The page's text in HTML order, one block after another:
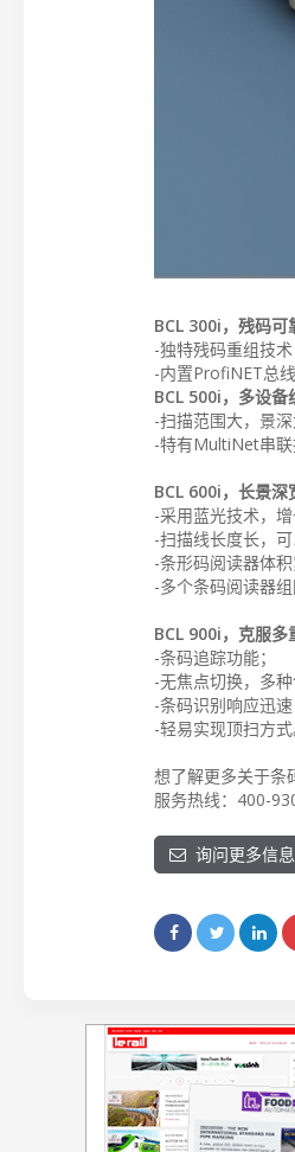
BCL 300i，残码
-独特残码重组技
-内置ProfiNET总
BCL 500i，多设
-扫描范围大，景深
-特有MultiNet串联
BCL 600i，长景
-采用蓝光技术，增
-扫描线长度长，
-条形码阅读器体积
-多个条码阅读器组
BCL 900i，克服
-条码追踪功能；
-无焦点切换，多种
-条码识别响应迅速
-轻易实现顶扫方式
想了解更多关于条
服务热线：400-
询问更多信